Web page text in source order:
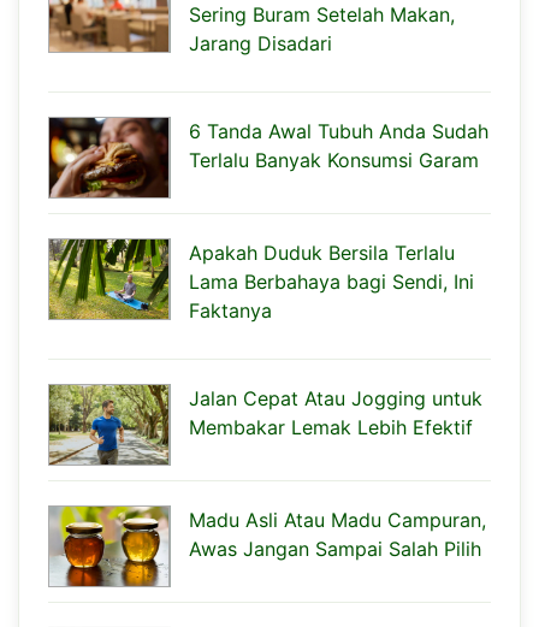
Sering Buram Setelah Makan,
Jarang Disadari
6 Tanda Awal Tubuh Anda Sudah
Terlalu Banyak Konsumsi Garam
Apakah Duduk Bersila Terlalu
Lama Berbahaya bagi Sendi, Ini
Faktanya
Jalan Cepat Atau Jogging untuk
Membakar Lemak Lebih Efektif
Madu Asli Atau Madu Campuran,
Awas Jangan Sampai Salah Pilih